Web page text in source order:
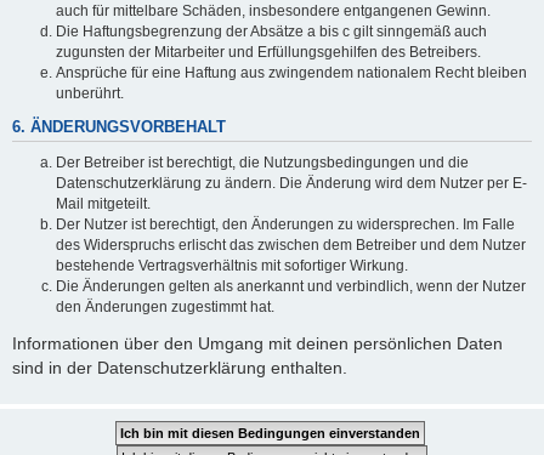
auch für mittelbare Schäden, insbesondere entgangenen Gewinn.
Die Haftungsbegrenzung der Absätze a bis c gilt sinngemäß auch
zugunsten der Mitarbeiter und Erfüllungsgehilfen des Betreibers.
Ansprüche für eine Haftung aus zwingendem nationalem Recht bleiben
unberührt.
6. ÄNDERUNGSVORBEHALT
Der Betreiber ist berechtigt, die Nutzungsbedingungen und die
Datenschutzerklärung zu ändern. Die Änderung wird dem Nutzer per E-
Mail mitgeteilt.
Der Nutzer ist berechtigt, den Änderungen zu widersprechen. Im Falle
des Widerspruchs erlischt das zwischen dem Betreiber und dem Nutzer
bestehende Vertragsverhältnis mit sofortiger Wirkung.
Die Änderungen gelten als anerkannt und verbindlich, wenn der Nutzer
den Änderungen zugestimmt hat.
Informationen über den Umgang mit deinen persönlichen Daten
sind in der Datenschutzerklärung enthalten.